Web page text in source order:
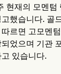
현재의 모멘텀
했습니다. 골
르면 고모멘
었으며 기관
있습니다.